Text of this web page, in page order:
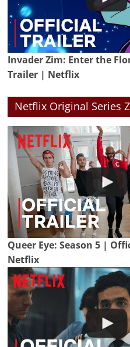
Invader Zim: Enter the
Trailer | Netflix
Netflix Original Series
Queer Eye: Season 5 |
Netflix